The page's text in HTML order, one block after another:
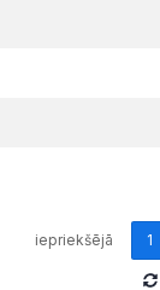
iepriekšējā 1